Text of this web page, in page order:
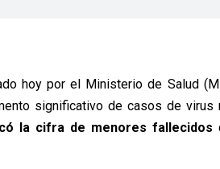
hoy por el Ministerio de Salud
significativo de casos de virus
la cifra de menores fallecidos